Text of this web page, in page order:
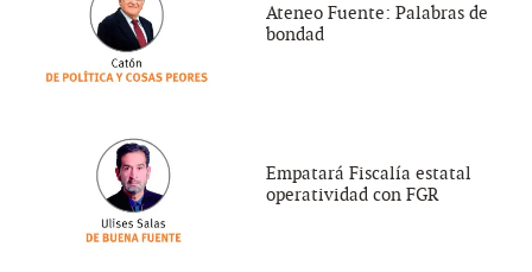
Ateneo Fuente: Palabras de
bondad
Empatará Fiscalía estatal
operatividad con FGR